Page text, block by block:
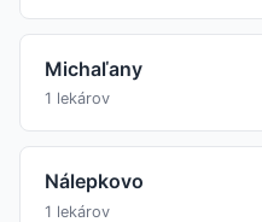
Michaľany
1 lekárov
Nálepkovo
1 lekárov